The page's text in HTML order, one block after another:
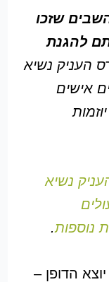
שזכו
להגנת
העניק נשיא
אישים
נשיא
נוספות.
הדופן –